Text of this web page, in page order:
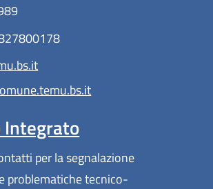
Integrato
per la segnalazione
problematiche tecnico-